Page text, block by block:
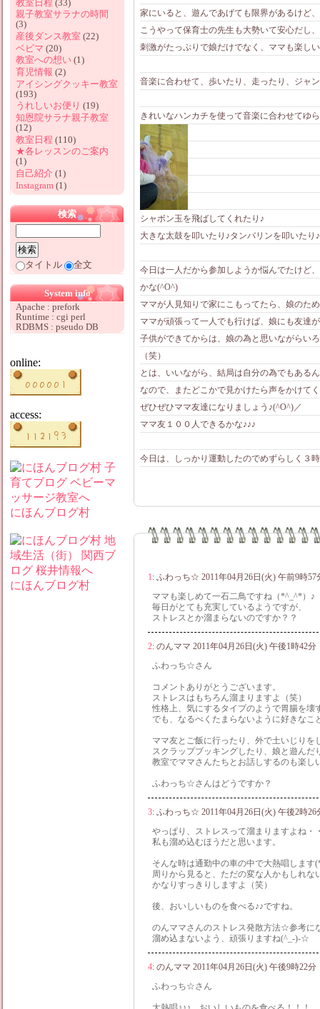
家にいると、遊んであげても限界があるけど、
こうやって保育士の先生も大勢いて安心だし
刺激がたっぷりで娘だけでなく、ママも楽し
音楽に合わせて、歩いたり、走ったり、ジャ
きれいなハンカチを使って音楽に合わせてゆ
シャボン玉を飛ばしてくれたり♪
大きな太鼓を叩いたり♪タンバリンを叩いたり♪
今日は一人だから参加しようか悩んでたけど
かな(^O^)
ママが人見知りで家にこもってたら、娘のた
ママが頑張って一人でも行けば、娘にも友達
子供ができてからは、娘の為と思いながらい
（笑）
とは、いいながら、結局は自分の為でもある
なので、またどこかで見かけたら声をかけて
ぜひぜひママ友達になりましょう♪(^O^)／
ママ友１００人できるかな♪♪♪
今日は、しっかり運動したのでめずらしく３
1: ふわっち☆ 2011年04月26日(火) 午前9時57
ママも楽しめて一石二鳥ですね（*^_^*）♪
毎日がとても充実しているようですが、
ストレスとか溜まらないのですか？？
2: のんママ 2011年04月26日(火) 午後1時42分
ふわっち☆さん
コメントありがとうございます。
ストレスはもちろん溜まりますよ（笑）
性格上、気にするタイプのようで胃腸を壊
でも、なるべくたまらないように好きなこ
ママ友とご飯に行ったり、外で土いじり
スクラップブッキングしたり、娘と遊ん
教室でママさんたちとお話しするのも楽し
ふわっち☆さんはどうですか？
3: ふわっち☆ 2011年04月26日(火) 午後2時26
やっぱり、ストレスって溜まりますよね・
私も溜め込むほうだと思います。
そんな時は通勤中の車の中で大熱唱します
周りから見ると、ただの変な人かもしれな
かなりすっきりしますよ（笑）
後、おいしいものを食べる♪♪ですね。
のんママさんのストレス発散方法☆参考に
溜め込まないよう、頑張りますね(^_-)-☆
4: のんママ 2011年04月26日(火) 午後9時22分
ふわっち☆さん
教室日程 (33)
親子教室サラナの時間
(3)
産後ダンス教室 (22)
ベビマ (20)
教室への想い (1)
育児情報 (2)
アイシングクッキー教室
(193)
うれしいお便り (19)
知恩院サラナ親子教室
(12)
教室日程 (110)
★各レッスンのご案内
(1)
自己紹介 (1)
Instagram (1)
検索
タイトル 全文
System info
Apache : prefork
Runtime : cgi perl
RDBMS : pseudo DB
online:
access:
にほんブログ村
にほんブログ村